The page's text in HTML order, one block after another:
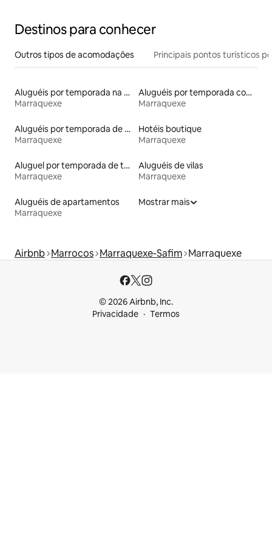
Destinos para conhecer
Outros tipos de acomodações Principais pontos turísticos
Aluguéis por temporada na orla
Marraquexe
Aluguéis por temporada com café da manhã
Marraquexe
Aluguéis por temporada de acomodações de luxo
Marraquexe
Hotéis boutique
Marraquexe
Aluguel por temporada de townhouses
Marraquexe
Aluguéis de vilas
Marraquexe
Aluguéis de apartamentos
Marraquexe
Mostrar mais
Airbnb Marrocos Marraquexe-Safim Marraquexe
© 2026 Airbnb, Inc.
Privacidade
Termos